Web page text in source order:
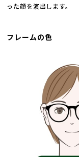
った顔を演出します。
フレームの色